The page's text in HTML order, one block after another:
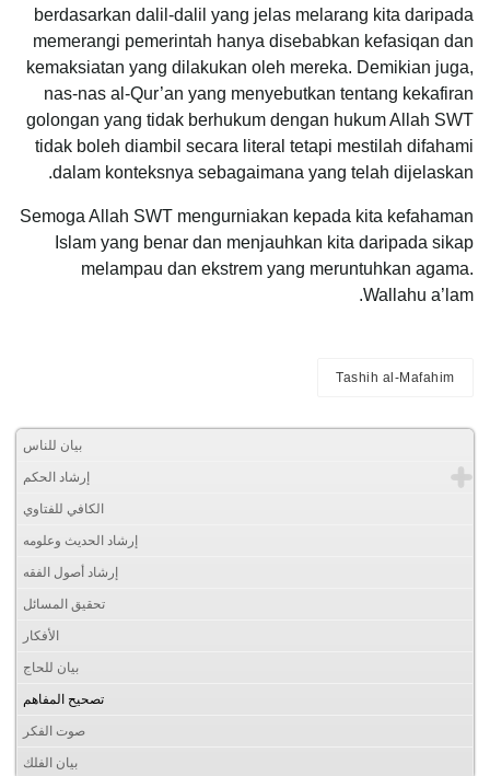
berdasarkan dalil-dalil yang jelas melarang kita daripada
memerangi pemerintah hanya disebabkan kefasiqan dan
kemaksiatan yang dilakukan oleh mereka. Demikian juga,
nas-nas al-Qur’an yang menyebutkan tentang kekafiran
golongan yang tidak berhukum dengan hukum Allah SWT
tidak boleh diambil secara literal tetapi mestilah difahami
dalam konteksnya sebagaimana yang telah dijelaskan.
Semoga Allah SWT mengurniakan kepada kita kefahaman
Islam yang benar dan menjauhkan kita daripada sikap
melampau dan ekstrem yang meruntuhkan agama.
Wallahu a’lam.
Tashih al-Mafahim
بيان للناس
إرشاد الحكم
الكافي للفتاوي
إرشاد الحديث وعلومه
إرشاد أصول الفقه
تحقيق المسائل
الأفكار
بيان للحاج
تصحيح المفاهم
صوت الفكر
بيان الفلك